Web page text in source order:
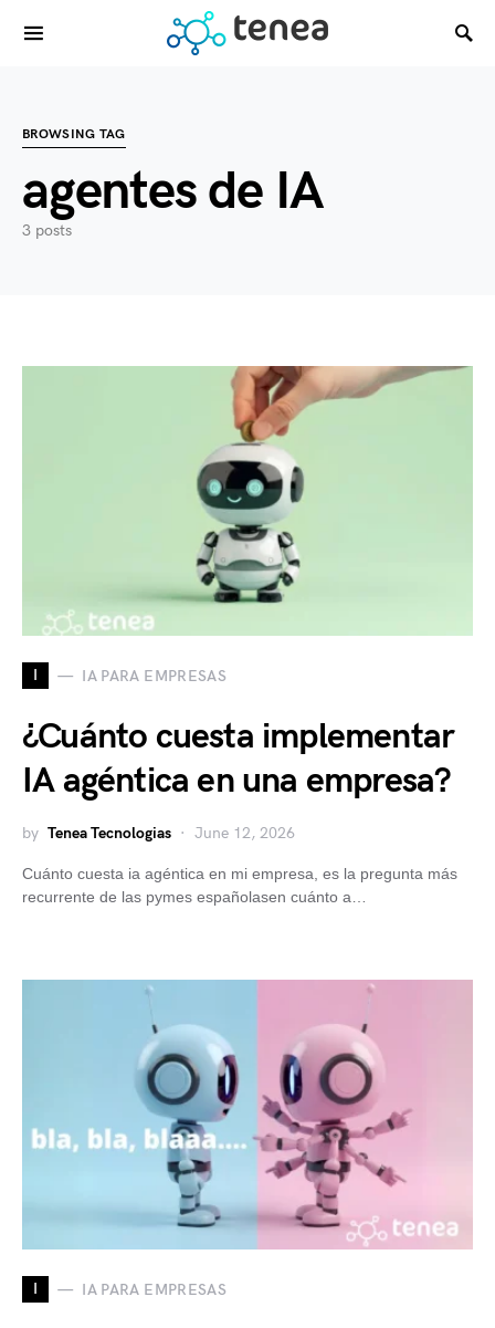
BROWSING TAG
agentes de IA
3 posts
I IA PARA EMPRESAS
¿Cuánto cuesta implementar
IA agéntica en una empresa?
by Tenea Tecnologias June 12, 2026
Cuánto cuesta ia agéntica en mi empresa, es la pregunta más
recurrente de las pymes españolasen cuánto a…
I IA PARA EMPRESAS